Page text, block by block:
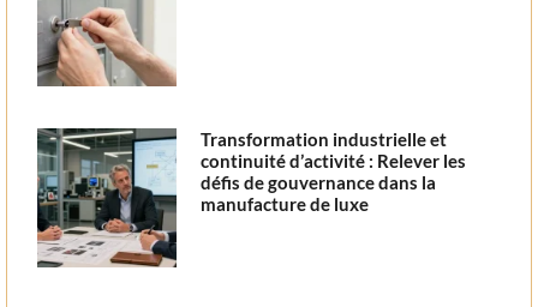
Transformation industrielle et
continuité d’activité : Relever les
défis de gouvernance dans la
manufacture de luxe